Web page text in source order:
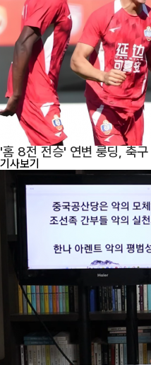
'홈 8전 전승' 연변 룽딩, 축
기사보기